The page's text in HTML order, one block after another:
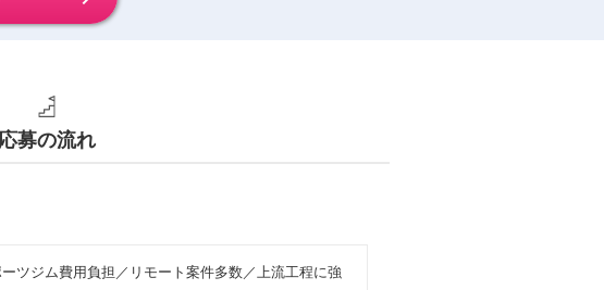
応募の流れ
ツジム費用負担／リモート案件多数／上流工程に強